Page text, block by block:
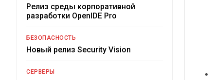
Релиз среды корпоративной
разработки OpenIDE Pro
БЕЗОПАСНОСТЬ
Новый релиз Security Vision
СЕРВЕРЫ